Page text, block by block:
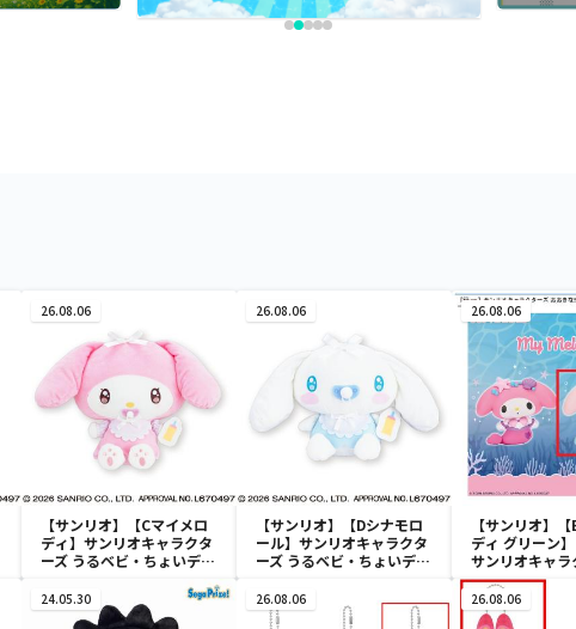
26.08.06
【サンリオ】【Cマイメロ
ディ】サンリオキャラクタ
ーズ うるベビ・ちょいデカ
26.08.06
【サンリオ】【Dシナモロ
ール】サンリオキャラクタ
ーズ うるベビ・ちょいデカ
26.08.06
【サンリオ】
ディ グリーン】
サンリオキャラ
おきな
イメロディ マー
～
24.05.30 26.08.06 26.08.06